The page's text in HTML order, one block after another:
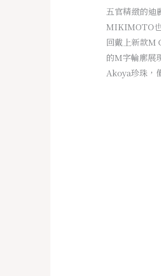
五官精緻的迪
MIKIMOTO
回戴上新款M
的M字輪廓展
Akoya珍珠，